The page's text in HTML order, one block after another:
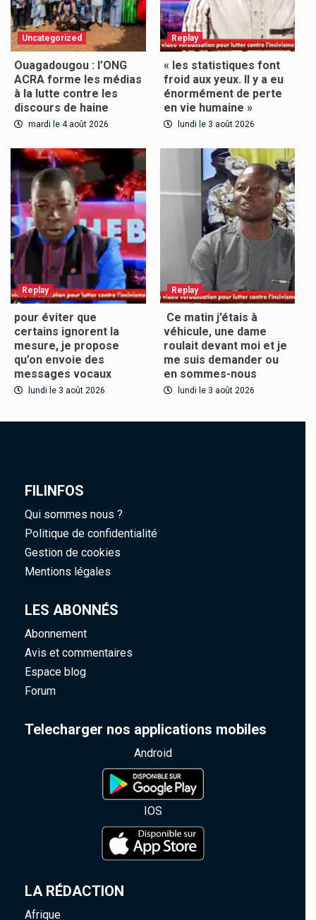
Uncategorized
Ouagadougou : l’ONG
ACRA forme les médias
à la lutte contre les
discours de haine
mardi le 4 août 2026
Replay
« les statistiques font
froid aux yeux. Il y a eu
énormément de perte
en vie humaine »
lundi le 3 août 2026
Replay
pour éviter que
certains ignorent la
mesure, je propose
qu’on envoie des
messages vocaux
lundi le 3 août 2026
Replay
Ce matin j’étais à
véhicule, une dame
roulait devant moi et je
me suis demander ou
en sommes-nous
lundi le 3 août 2026
FILINFOS
Qui sommes nous ?
Politique de confidentialité
Gestion de cookies
Mentions légales
LES ABONNÉS
Abonnement
Avis et commentaires
Espace blog
Forum
Telecharger nos applications mobiles
Android
IOS
LA RÉDACTION
Afrique